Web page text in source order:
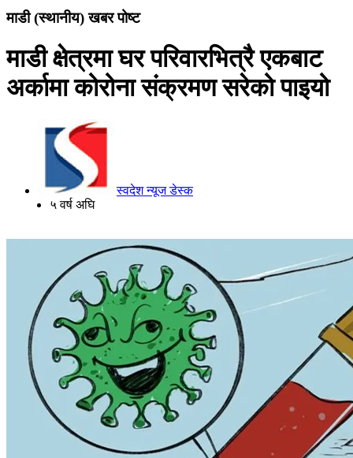
माडी (स्थानीय) खबर पोष्ट
माडी क्षेत्रमा घर परिवारभित्रै एकबाट
अर्कामा कोरोना संक्रमण सरेको पाइयो
स्वदेश न्यूज डेस्क
५ वर्ष अघि